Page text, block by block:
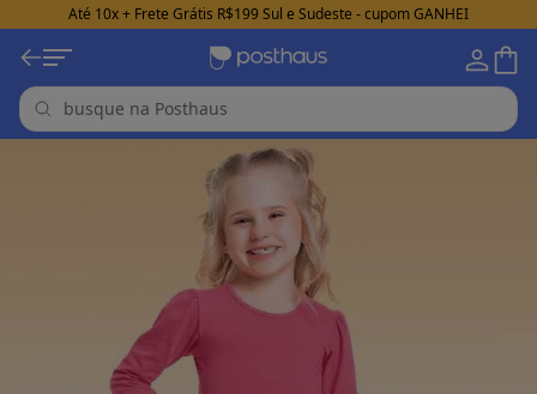
Até 10x + Frete Grátis R$199 Sul e Sudeste - cupom GANHEI